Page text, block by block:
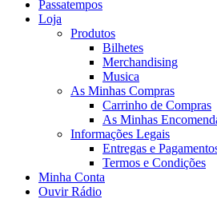
Passatempos
Loja
Produtos
Bilhetes
Merchandising
Musica
As Minhas Compras
Carrinho de Compras
As Minhas
Informações Legais
Entregas e
Termos e Condições
Minha Conta
Ouvir Rádio